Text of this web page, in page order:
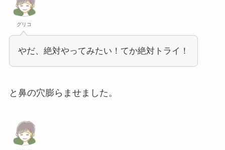
グリコ
やだ、絶対やってみたい！てか絶対トライ！
と鼻の穴膨らませました。